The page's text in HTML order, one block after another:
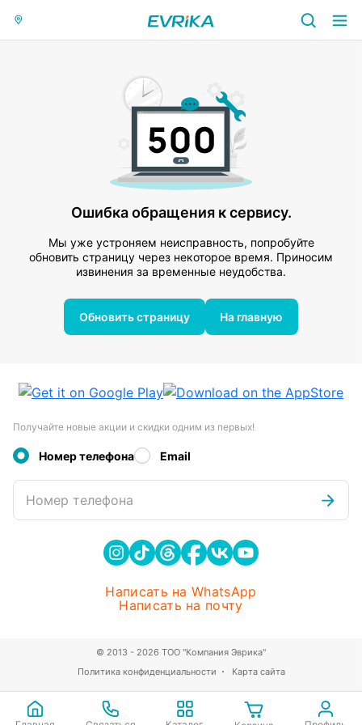
Ошибка обращения к сервису.
Мы уже устроняем неисправность, попробуйте
обновить страницу через некоторое время. Приносим
извинения за временные неудобства.
Обновить страницу На главную
Получайте новые акции и скидки одним из первых!
Номер телефона Email
Номер телефона
Написать на WhatsApp
Написать на почту
Политика конфиденциальности Карта сайта
© 2013 - 2026 ТОО "Компания Эврика"